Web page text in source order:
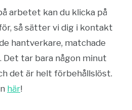
arbetet kan du klicka på
så sätter vi dig i kontakt
hantverkare, matchade
tar bara någon minut
det är helt förbehållslöst.
här!